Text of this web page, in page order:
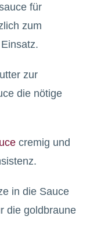
für
zum
zur
die nötige
cremig und
in die Sauce
die goldbraune